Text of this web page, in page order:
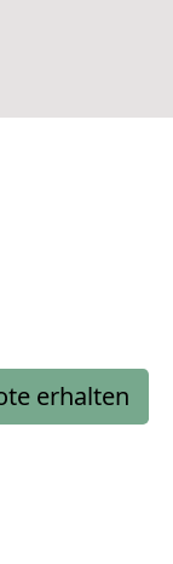
erhalten